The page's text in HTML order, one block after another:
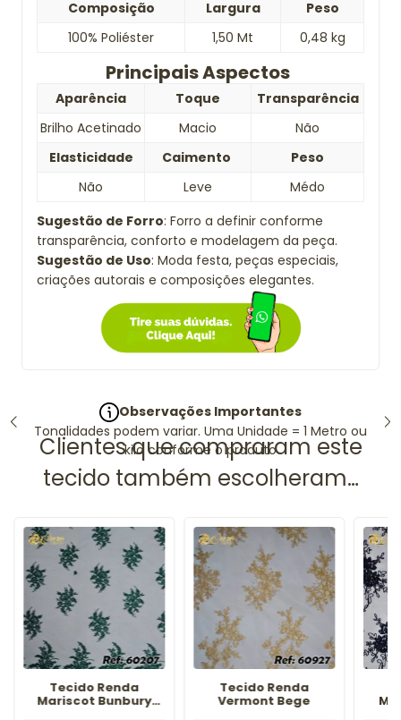
Composição Largura
Peso
100% Poliéster
1,50 Mt 0,48 kg
Principais Aspectos
Aparência Toque
Transparência
Brilho Acetinado
Macio
Não
Elasticidade
Caimento
Peso
Não
Leve
Médo
Sugestão de Forro: Forro a definir conforme
transparência, conforto e modelagem da peça.
Sugestão de Uso: Moda festa, peças especiais,
criações autorais e composições elegantes.
Observações Importantes
Tonalidades podem variar. Uma Unidade = 1 Metro ou
kilo conforme o produto
Tecido Renda
Mariscot Bunbury
Tecido Renda
Vermont Bege